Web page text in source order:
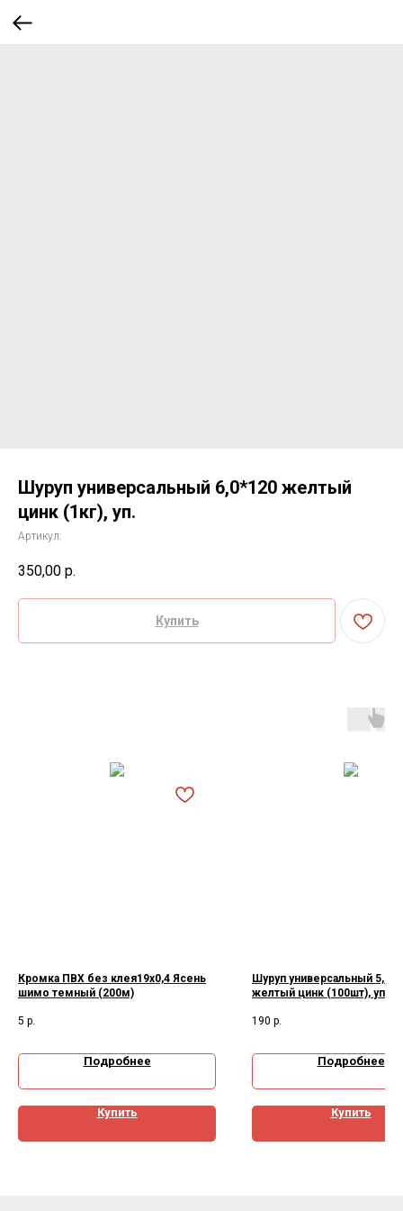
Шуруп универсальный 6,0*120 желтый
цинк (1кг), уп.
Артикул:
350,00 р.
Купить
Кромка ПВХ без клея19х0,4 Ясень
шимо темный (200м)
5 р.
Подробнее
Купить
Шуруп универсальный
желтый цинк (100шт), уп
190 р.
Подробнее
Купить